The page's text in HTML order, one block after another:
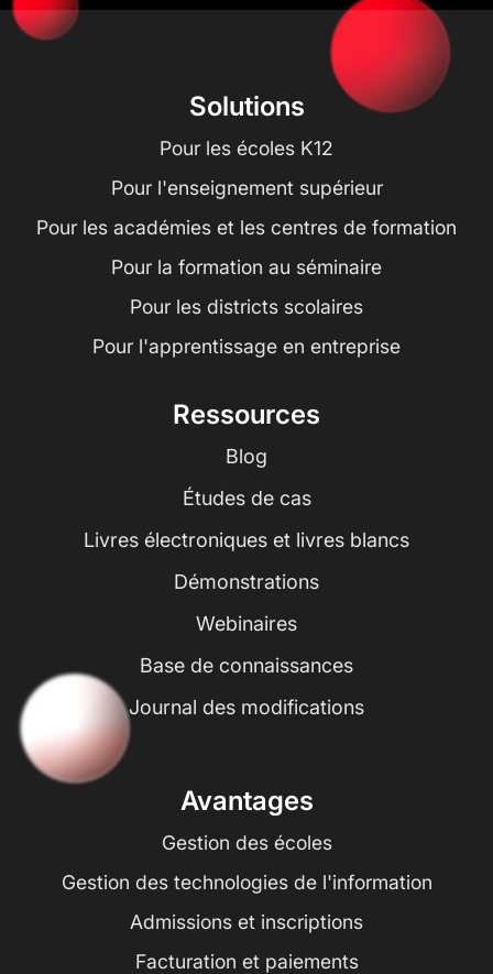
Solutions
Pour les écoles K12
Pour l'enseignement supérieur
Pour les académies et les centres de formation
Pour la formation au séminaire
Pour les districts scolaires
Pour l'apprentissage en entreprise
Ressources
Blog
Études de cas
Livres électroniques et livres blancs
Démonstrations
Webinaires
Base de connaissances
Journal des modifications
Avantages
Gestion des écoles
Gestion des technologies de l'information
Admissions et inscriptions
Facturation et paiements